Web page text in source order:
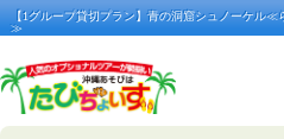
【1グループ貸切プラン】青の洞窟シュノーケル
≫